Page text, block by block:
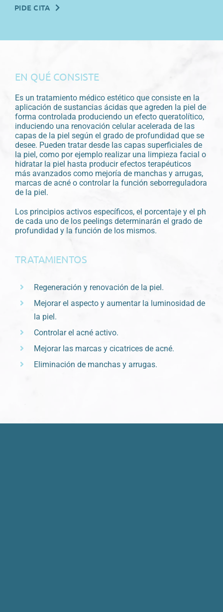
PIDE CITA
EN QUÉ CONSISTE
Es un tratamiento médico estético que consiste en la
aplicación de sustancias ácidas que agreden la piel de
forma controlada produciendo un efecto queratolítico,
induciendo una renovación celular acelerada de las
capas de la piel según el grado de profundidad que se
desee. Pueden tratar desde las capas superficiales de
la piel, como por ejemplo realizar una limpieza facial o
hidratar la piel hasta producir efectos terapéuticos
más avanzados como mejoría de manchas y arrugas,
marcas de acné o controlar la función seborreguladora
de la piel.
Los principios activos específicos, el porcentaje y el ph
de cada uno de los peelings determinarán el grado de
profundidad y la función de los mismos.
TRATAMIENTOS
Regeneración y renovación de la piel.
Mejorar el aspecto y aumentar la luminosidad de
la piel.
Controlar el acné activo.
Mejorar las marcas y cicatrices de acné.
Eliminación de manchas y arrugas.